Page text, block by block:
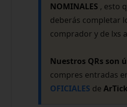
NOMINALES , esto
deberás completar
comprador y de lxs
Nuestros QRs son
compres entradas
OFICIALES de